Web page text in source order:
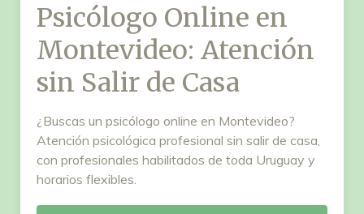
Psicólogo Online en
Montevideo: Atención
sin Salir de Casa
¿Buscas un psicólogo online en Montevideo?
Atención psicológica profesional sin salir de casa,
con profesionales habilitados de toda Uruguay y
horarios flexibles.